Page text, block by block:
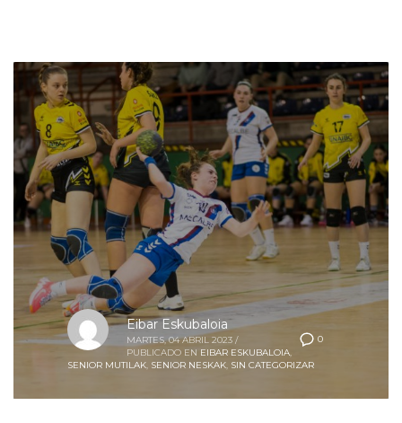
0
Eibar Eskubaloia
MARTES, 04 ABRIL 2023 /
PUBLICADO EN EIBAR ESKUBALOIA,
SENIOR MUTILAK, SENIOR NESKAK, SIN CATEGORIZAR